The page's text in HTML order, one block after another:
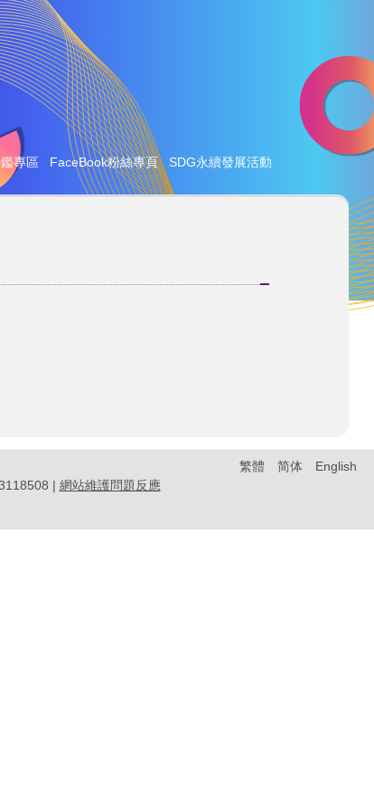
專區 FaceBook粉絲專頁 SDG永續發展活動
繁體 简体
English
| 網站維護問題反應